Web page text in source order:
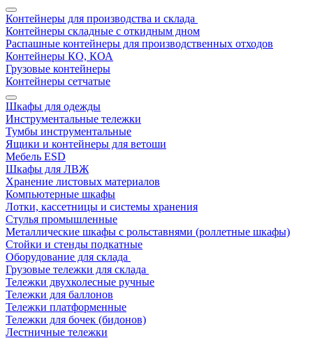
Контейнеры для производства и склада
Контейнеры складные с откидным дном
Распашные контейнеры для производственных отходов
Контейнеры КО, КОА
Грузовые контейнеры
Контейнеры сетчатые
Шкафы для одежды
Инструментальные тележки
Тумбы инструментальные
Ящики и контейнеры для ветоши
Мебель ESD
Шкафы для ЛВЖ
Хранение листовых материалов
Компьютерные шкафы
Лотки, кассетницы и системы хранения
Стулья промышленные
Металлические шкафы с рольставнями (роллетные шкафы)
Стойки и стенды подкатные
Оборудование для склада
Грузовые тележки для склада
Тележки двухколесные ручные
Тележки для баллонов
Тележки платформенные
Тележки для бочек (бидонов)
Лестничные тележки